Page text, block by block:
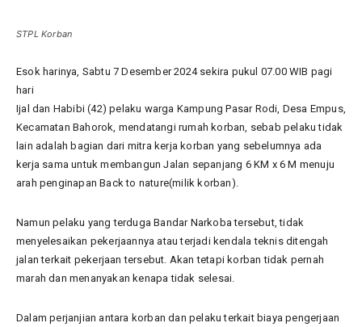
STPL Korban
Esok harinya, Sabtu 7 Desember 2024 sekira pukul 07.00 WIB pagi
hari
Ijal dan Habibi (42) pelaku warga Kampung Pasar Rodi, Desa Empus,
Kecamatan Bahorok, mendatangi rumah korban, sebab pelaku tidak
lain adalah bagian dari mitra kerja korban yang sebelumnya ada
kerja sama untuk membangun Jalan sepanjang 6 KM x 6 M menuju
arah penginapan Back to nature(milik korban).
Namun pelaku yang terduga Bandar Narkoba tersebut, tidak
menyelesaikan pekerjaannya atau terjadi kendala teknis ditengah
jalan terkait pekerjaan tersebut. Akan tetapi korban tidak pernah
marah dan menanyakan kenapa tidak selesai.
Dalam perjanjian antara korban dan pelaku terkait biaya pengerjaan